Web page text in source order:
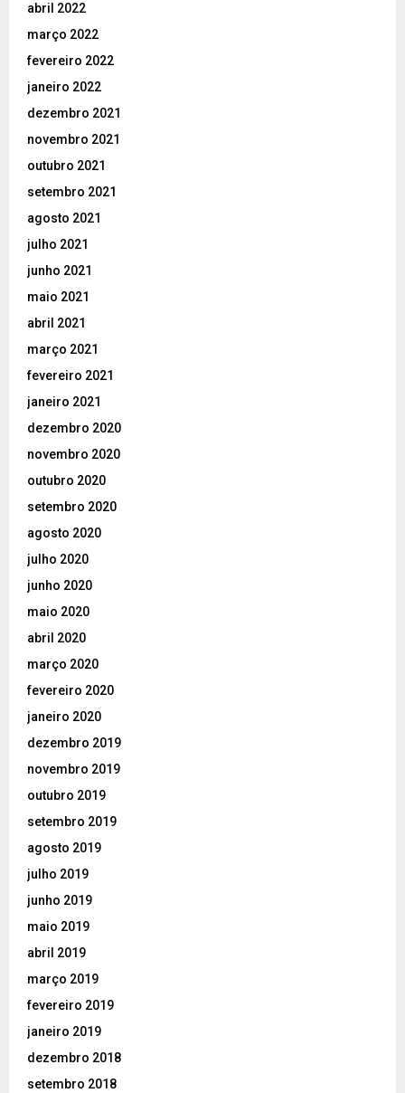
abril 2022
março 2022
fevereiro 2022
janeiro 2022
dezembro 2021
novembro 2021
outubro 2021
setembro 2021
agosto 2021
julho 2021
junho 2021
maio 2021
abril 2021
março 2021
fevereiro 2021
janeiro 2021
dezembro 2020
novembro 2020
outubro 2020
setembro 2020
agosto 2020
julho 2020
junho 2020
maio 2020
abril 2020
março 2020
fevereiro 2020
janeiro 2020
dezembro 2019
novembro 2019
outubro 2019
setembro 2019
agosto 2019
julho 2019
junho 2019
maio 2019
abril 2019
março 2019
fevereiro 2019
janeiro 2019
dezembro 2018
setembro 2018